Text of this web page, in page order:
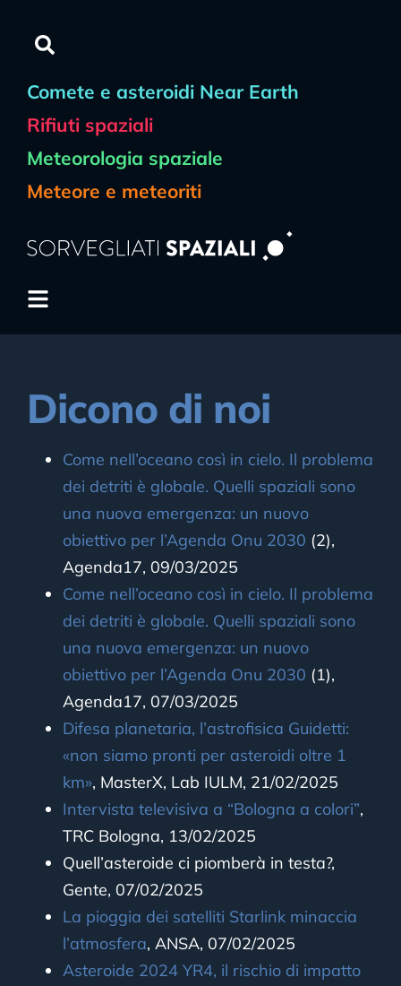
Comete e asteroidi Near Earth
Rifiuti spaziali
Meteorologia spaziale
Meteore e meteoriti
Dicono di noi
Come nell’oceano così in cielo. Il problema
dei detriti è globale. Quelli spaziali sono
una nuova emergenza: un nuovo
obiettivo per l’Agenda Onu 2030 (2),
Agenda17, 09/03/2025
Come nell’oceano così in cielo. Il problema
dei detriti è globale. Quelli spaziali sono
una nuova emergenza: un nuovo
obiettivo per l’Agenda Onu 2030 (1),
Agenda17, 07/03/2025
Difesa planetaria, l’astrofisica Guidetti:
«non siamo pronti per asteroidi oltre 1
km», MasterX, Lab IULM, 21/02/2025
Intervista televisiva a “Bologna a colori”,
TRC Bologna, 13/02/2025
Quell’asteroide ci piomberà in testa?,
Gente, 07/02/2025
La pioggia dei satelliti Starlink minaccia
l’atmosfera, ANSA, 07/02/2025
Asteroide 2024 YR4, il rischio di impatto